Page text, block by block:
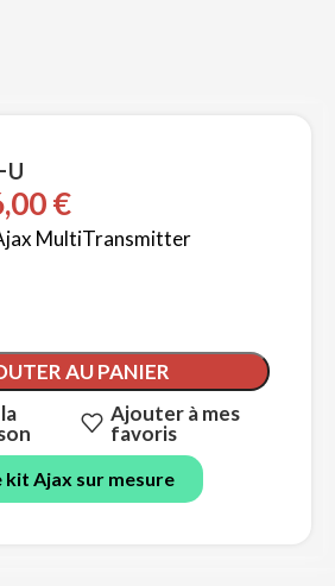
€
MultiTransmitter
AU PANIER
Ajouter à mes
favoris
Ajax sur mesure